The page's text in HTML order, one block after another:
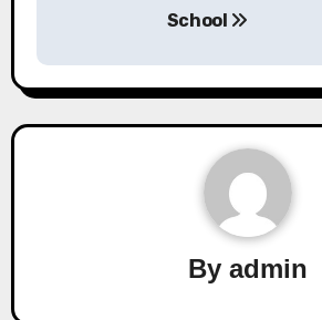
School
By admin